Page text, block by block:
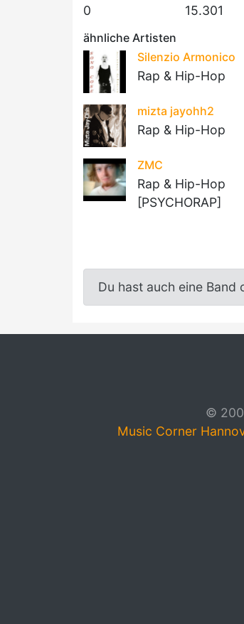
0
15.301
ähnliche Artisten
Silenzio Armonico
Rap & Hip-Hop
mizta jayohh2
Rap & Hip-Hop
ZMC
Rap & Hip-Hop
[PSYCHORAP]
Du hast auch eine Band
©
Music Corner